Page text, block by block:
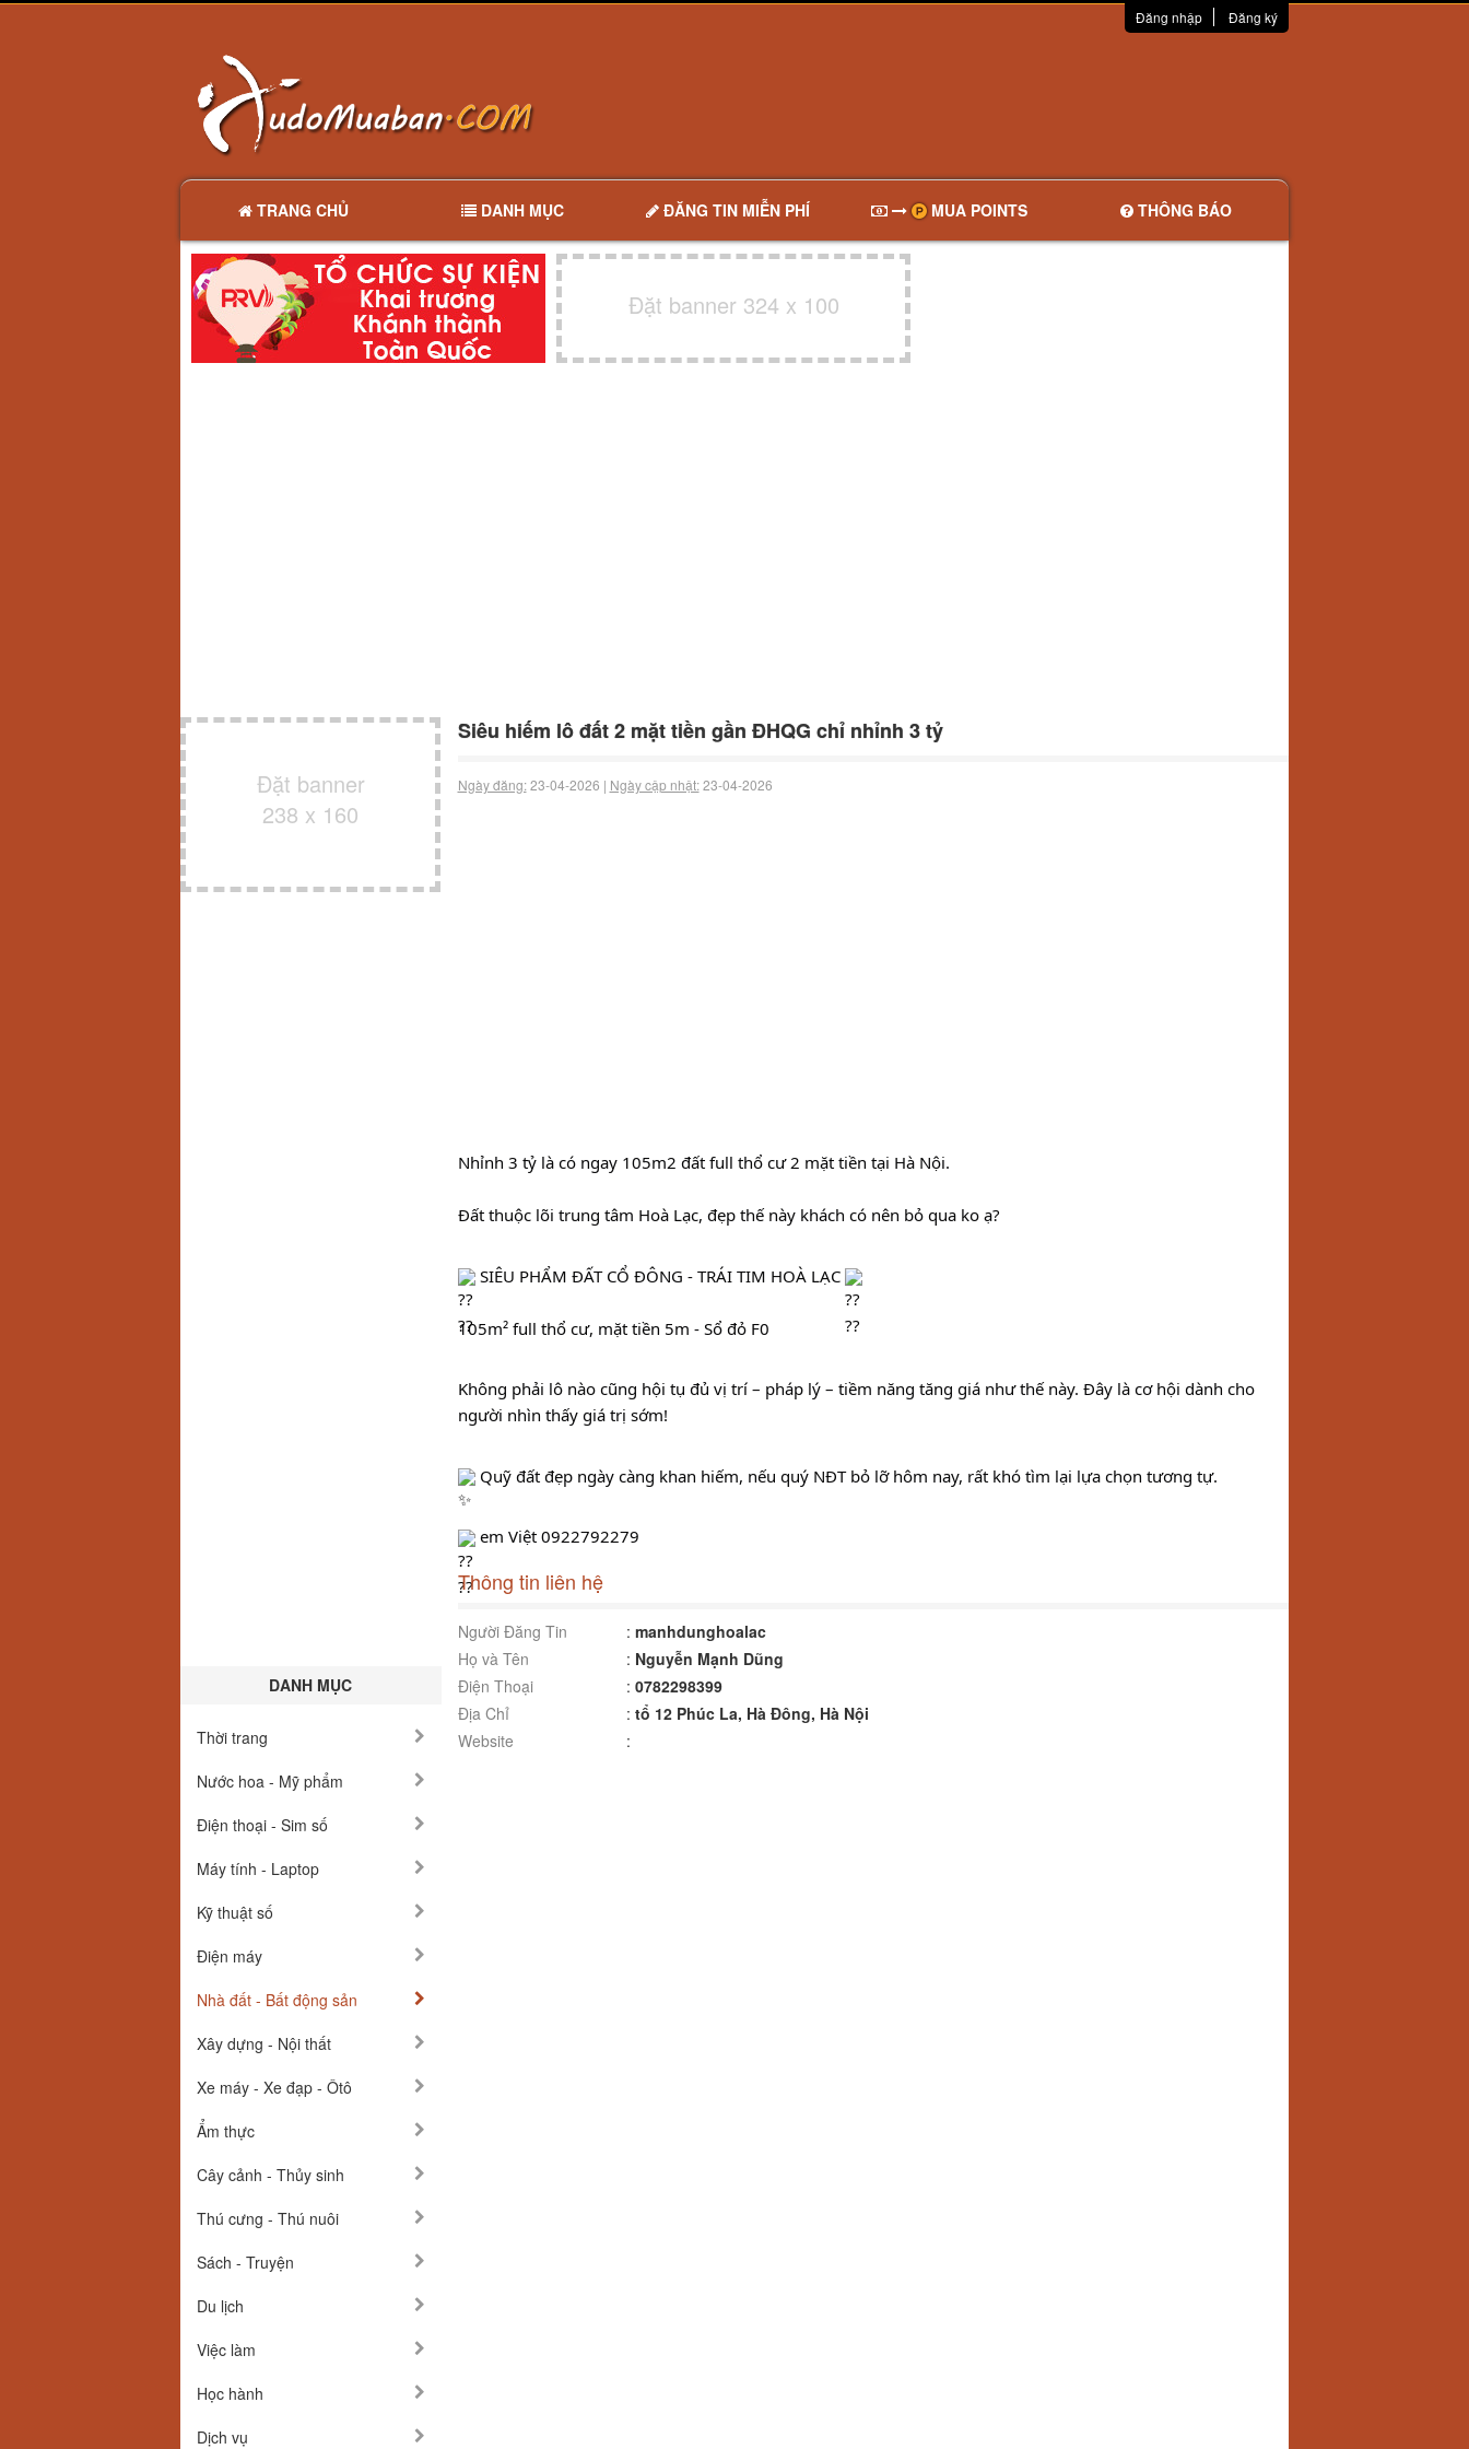
Đăng nhập Đăng ký
TRANG CHỦ DANH MỤC ĐĂNG TIN MIỄN PHÍ MUA POINTS THÔNG BÁO
Đặt banner 324 x 100
Đặt banner
238 x 160
DANH MỤC
Thời trang
Nước hoa - Mỹ phẩm
Điện thoại - Sim số
Máy tính - Laptop
Kỹ thuật số
Điện máy
Nhà đất - Bất động sản
Xây dựng - Nội thất
Xe máy - Xe đạp - Ôtô
Ẩm thực
Cây cảnh - Thủy sinh
Thú cưng - Thú nuôi
Sách - Truyện
Du lịch
Việc làm
Học hành
Dịch vụ
Siêu hiếm lô đất 2 mặt tiền gần ĐHQG chỉ nhỉnh 3 tỷ
Ngày đăng:23-04-2026 | Ngày cập nhật:23-04-2026
Nhỉnh 3 tỷ là có ngay 105m2 đất full thổ cư 2 mặt tiền tại Hà Nội.
Đất thuộc lõi trung tâm Hoà Lạc, đẹp thế này khách có nên bỏ qua ko ạ?
SIÊU PHẨM ĐẤT CỔ ĐÔNG - TRÁI TIM HOÀ LẠC
105m² full thổ cư, mặt tiền 5m - Sổ đỏ F0
Không phải lô nào cũng hội tụ đủ vị trí – pháp lý – tiềm năng tăng giá như thế này. Đây là cơ hội dành cho
người nhìn thấy giá trị sớm!
Quỹ đất đẹp ngày càng khan hiếm, nếu quý NĐT bỏ lỡ hôm nay, rất khó tìm lại lựa chọn tương tự.
em Việt 0922792279
Thông tin liên hệ
Người Đăng Tin : manhdunghoalac
Họ và Tên
: Nguyễn Mạnh Dũng
Điện Thoại
: 0782298399
Địa Chỉ
: tổ 12 Phúc La, Hà Đông, Hà Nội
Website
: